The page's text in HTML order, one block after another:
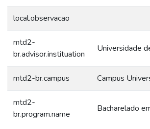
local.observacao
mtd2-
br.advisor.instituation
Universidade
mtd2-br.campus Campus
mtd2-
br.program.name
Bacharelado